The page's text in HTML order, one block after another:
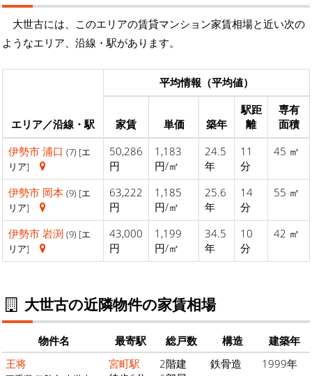
大世古には、このエリアの賃貸マンション家賃相場と近い次の
ようなエリア、沿線・駅があります。
エリア／沿線・駅
平均情報（平均値）
家賃 単価 築年
駅距
離
専有
面積
伊勢市 浦口 (7) [エ
リア]
50,286
円
1,183
円/㎡
24.5
年
11
分
45 ㎡
伊勢市 岡本 (9) [エ
リア]
63,222
円
1,185
円/㎡
25.6
年
14
分
55 ㎡
伊勢市 岩渕 (9) [エ
リア]
43,000
円
1,199
円/㎡
34.5
年
10
分
42 ㎡
大世古の近隣物件の家賃相場
物件名 最寄駅 総戸数 構造
建築年
王将
宮町駅
2階建
鉄骨造 1999年